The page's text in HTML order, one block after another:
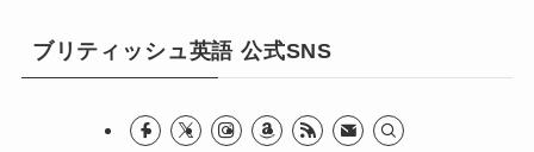
ブリティッシュ英語 公式SNS